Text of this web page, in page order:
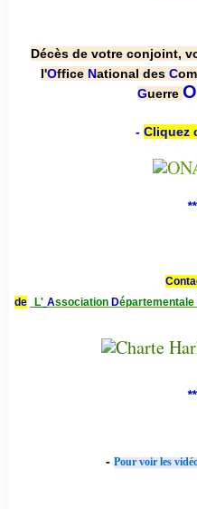
Décès de votre conjoint,
l'Office National des C
Guerre
- Cliquez
de L' Association Départementale
- Pour voir les